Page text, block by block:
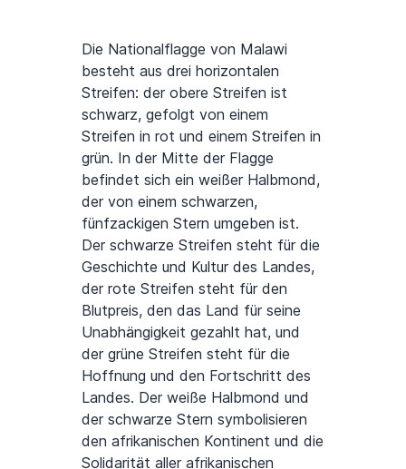
Die Nationalflagge von Malawi
besteht aus drei horizontalen
Streifen: der obere Streifen ist
schwarz, gefolgt von einem
Streifen in rot und einem Streifen in
grün. In der Mitte der Flagge
befindet sich ein weißer Halbmond,
der von einem schwarzen,
fünfzackigen Stern umgeben ist.
Der schwarze Streifen steht für die
Geschichte und Kultur des Landes,
der rote Streifen steht für den
Blutpreis, den das Land für seine
Unabhängigkeit gezahlt hat, und
der grüne Streifen steht für die
Hoffnung und den Fortschritt des
Landes. Der weiße Halbmond und
der schwarze Stern symbolisieren
den afrikanischen Kontinent und die
Solidarität aller afrikanischen